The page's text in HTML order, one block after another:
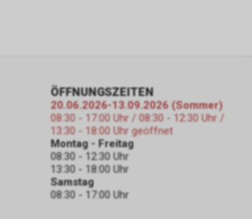
ÖFFNUNGSZEITEN
20.06.2026-13.09.2026 (Sommer)
08:30 - 17:00 Uhr / 08:30 - 12:30 Uhr /
13:30 - 18:00 Uhr geöffnet
Montag - Freitag
08:30 - 12:30 Uhr
13:30 - 18:00 Uhr
Samstag
08:30 - 17:00 Uhr